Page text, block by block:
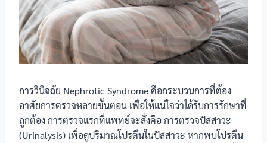
การวินิจฉัย Nephrotic Syndrome คือกระบวนการที่ต้อง
อาศัยการตรวจหลายขั้นตอน เพื่อให้แน่ใจว่าได้รับการรักษาที่
ถูกต้อง การตรวจแรกที่แพทย์จะสั่งคือ การตรวจปัสสาวะ
(Urinalysis) เพื่อดูปริมาณโปรตีนในปัสสาวะ หากพบโปรตีน